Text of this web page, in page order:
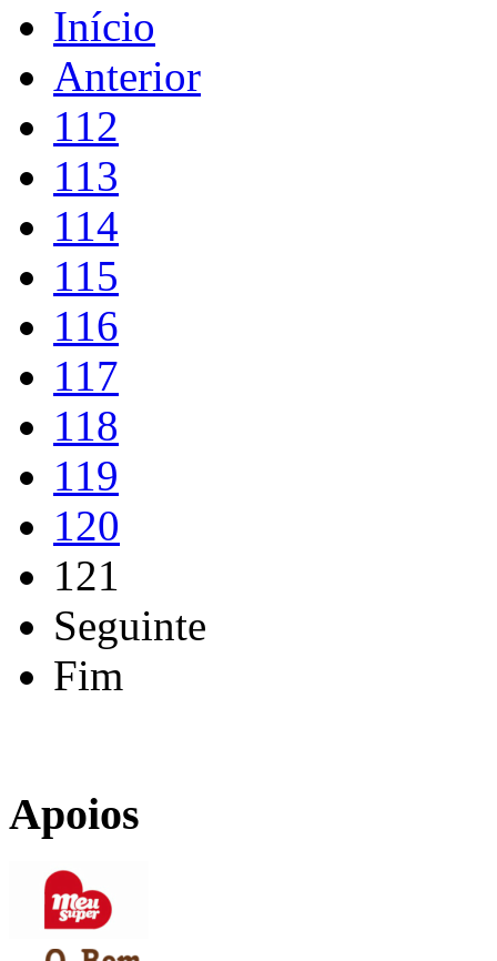
Início
Anterior
112
113
114
115
116
117
118
119
120
121
Seguinte
Fim
Apoios